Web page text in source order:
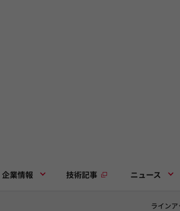
企業情報 技術記事 ニュース
ライン